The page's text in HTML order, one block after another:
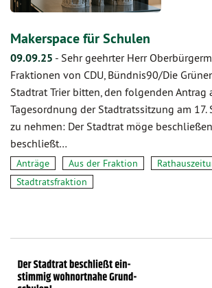
Makerspace für Schulen
09.09.25 - Sehr geehrter Herr
Fraktionen von CDU, Bündnis90/Die
Stadtrat Trier bitten, den folgenden Antrag
Tagesordnung der Stadtratssitzung am 17.
zu nehmen: Der Stadtrat möge
beschließt…
Anträge Aus der Fraktion
Stadtratsfraktion